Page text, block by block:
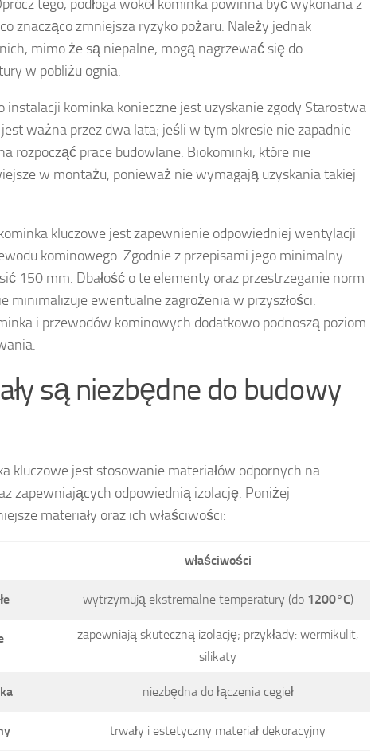
tego, podłoga wokół kominka powinna być wykonana z
znacząco zmniejsza ryzyko pożaru. Należy jednak
mimo że są niepalne, mogą nagrzewać się do
w pobliżu ognia.
instalacji kominka konieczne jest uzyskanie zgody Starostwa
ważna przez dwa lata; jeśli w tym okresie nie zapadnie
rozpocząć prace budowlane. Biokominki, które nie
w montażu, ponieważ nie wymagają uzyskania takiej
kluczowe jest zapewnienie odpowiedniej wentylacji
kominowego. Zgodnie z przepisami jego minimalny
150 mm. Dbałość o te elementy oraz przestrzeganie norm
minimalizuje ewentualne zagrożenia w przyszłości.
i przewodów kominowych dodatkowo podnoszą poziom
są niezbędne do budowy
kluczowe jest stosowanie materiałów odpornych na
zapewniających odpowiednią izolację. Poniżej
materiały oraz ich właściwości:
właściwości
wytrzymują ekstremalne temperatury (do 1200°C)
zapewniają skuteczną izolację; przykłady: wermikulit,
silikaty
niezbędna do łączenia cegieł
trwały i estetyczny materiał dekoracyjny